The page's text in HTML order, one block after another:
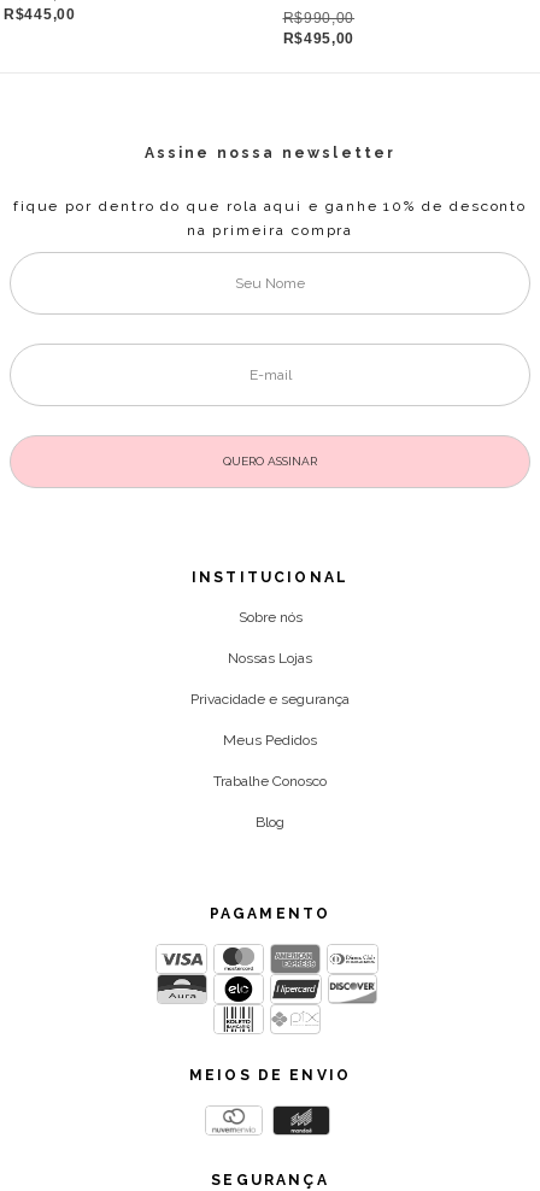
R$445,00
R$990,00
R$495,00
Assine nossa newsletter
fique por dentro do que rola aqui e ganhe 10% de desconto
na primeira compra
INSTITUCIONAL
Sobre nós
Nossas Lojas
Privacidade e segurança
Meus Pedidos
Trabalhe Conosco
Blog
PAGAMENTO
MEIOS DE ENVIO
SEGURANÇA